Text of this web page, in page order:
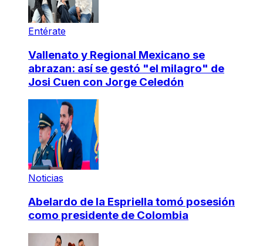
Entérate
Vallenato y Regional Mexicano se
abrazan: así se gestó "el milagro" de
Josi Cuen con Jorge Celedón
Noticias
Abelardo de la Espriella tomó posesión
como presidente de Colombia